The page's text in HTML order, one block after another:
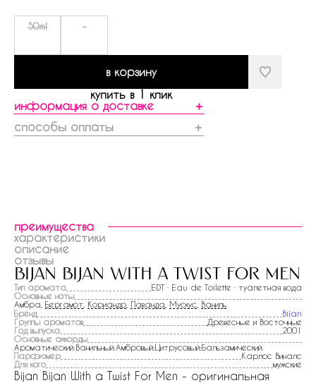
50ml -
в корзину
купить в 1 клик
информация о доставке
＋
способы оплаты
＋
преимущества
характеристики
описание
отзывы
bijan bijan with a twist for men
Тип аромата
EDT · Eau de Toilette · туалетная вода
Основные ноты
Амбра, Бергамот Кориандр Лаванда Мускус Ваниль
Бренд
Bijan
Группы ароматов
Древесные и Восточные
Год выпуска
2001
Основные аккорды
Ароматический:Ванильный:Амбровый:Цитрусовый:Бальзамический:
Парфюмер
Карлос Виналс
Для кого
мужские
Bijan Bijan With a Twist For Men - оригинальная